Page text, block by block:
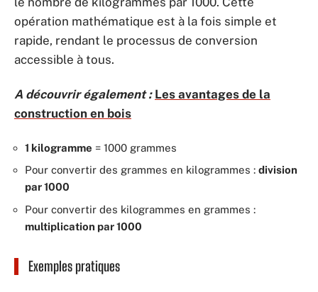
opération mathématique est à la fois simple et
rapide, rendant le processus de conversion
accessible à tous.
A découvrir également : Les avantages de la
construction en bois
1 kilogramme = 1000 grammes
Pour convertir des grammes en kilogrammes : division
par 1000
Pour convertir des kilogrammes en grammes :
multiplication par 1000
Exemples pratiques